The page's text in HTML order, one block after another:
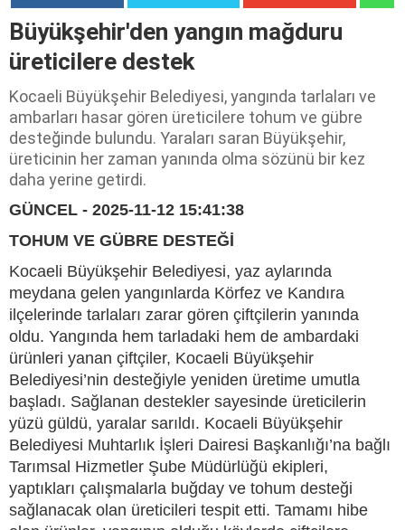
Büyükşehir'den yangın mağduru
üreticilere destek
Kocaeli Büyükşehir Belediyesi, yangında tarlaları ve
ambarları hasar gören üreticilere tohum ve gübre
desteğinde bulundu. Yaraları saran Büyükşehir,
üreticinin her zaman yanında olma sözünü bir kez
daha yerine getirdi.
GÜNCEL - 2025-11-12 15:41:38
TOHUM VE GÜBRE DESTEĞİ
Kocaeli Büyükşehir Belediyesi, yaz aylarında
meydana gelen yangınlarda Körfez ve Kandıra
ilçelerinde tarlaları zarar gören çiftçilerin yanında
oldu. Yangında hem tarladaki hem de ambardaki
ürünleri yanan çiftçiler, Kocaeli Büyükşehir
Belediyesi’nin desteğiyle yeniden üretime umutla
başladı. Sağlanan destekler sayesinde üreticilerin
yüzü güldü, yaralar sarıldı. Kocaeli Büyükşehir
Belediyesi Muhtarlık İşleri Dairesi Başkanlığı’na bağlı
Tarımsal Hizmetler Şube Müdürlüğü ekipleri,
yaptıkları çalışmalarla buğday ve tohum desteği
sağlanacak olan üreticileri tespit etti. Tamamı hibe